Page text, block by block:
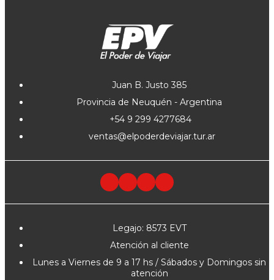
Juan B. Justo 385
Provincia de Neuquén - Argentina
+54 9 299 4277684
ventas@elpoderdeviajar.tur.ar
Legajo: 8573 EVT
Atención al cliente
Lunes a Viernes de 9 a 17 hs / Sábados y Domingos sin
atención